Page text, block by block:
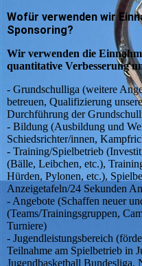
Wofür verwenden wir
Sponsoring?
Wir verwenden die
quantitative Verbesserung
- Grundschulliga (weitere
betreuen, Qualifizierung
Durchführung der
- Bildung (Ausbildung und
Schiedsrichter/innen,
- Training/Spielbetrieb
(Bälle, Leibchen, etc.),
Hürden, Pylonen, etc.),
Anzeigetafeln/24 Sekunden
- Angebote (Schaffen neuer
(Teams/Trainingsgruppen,
Turniere)
- Jugendleistungsbereich
Teilnahme am Spielbetrieb in
Jugendbasketball Bundesliga,